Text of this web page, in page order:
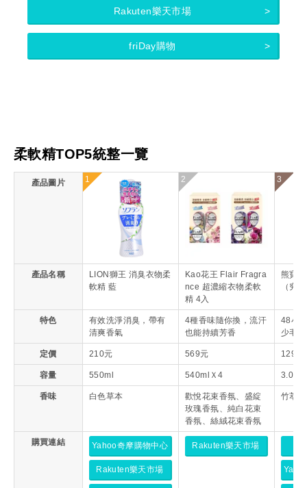
Rakuten樂天市場
friDay購物
柔軟精TOP5統整一覽
產品圖片 1 2 3
產品名稱
LION獅王 消臭衣物柔
軟精 藍
Kao花王 Flair Fragra
nce 超濃縮衣物柔軟
精 4入
熊寶
（究
特色
有效洗淨消臭，帶有
清爽香氣
4種香味隨你換，流汗
也能持續芳香
48小
少毛
定價 210元 569元 129元
容量 550ml 540mlＸ4 3.0L
香味 白色草本
歡悅花束香氛、盛綻
玫瑰香氛、純白花束
香氛、絲絨花束香氛
竹萃
購買連結 Yahoo奇摩購物中心
Rakuten樂天市場
Rakuten樂天市場